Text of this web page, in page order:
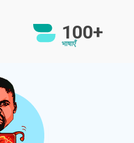
100+
भाषाएँ